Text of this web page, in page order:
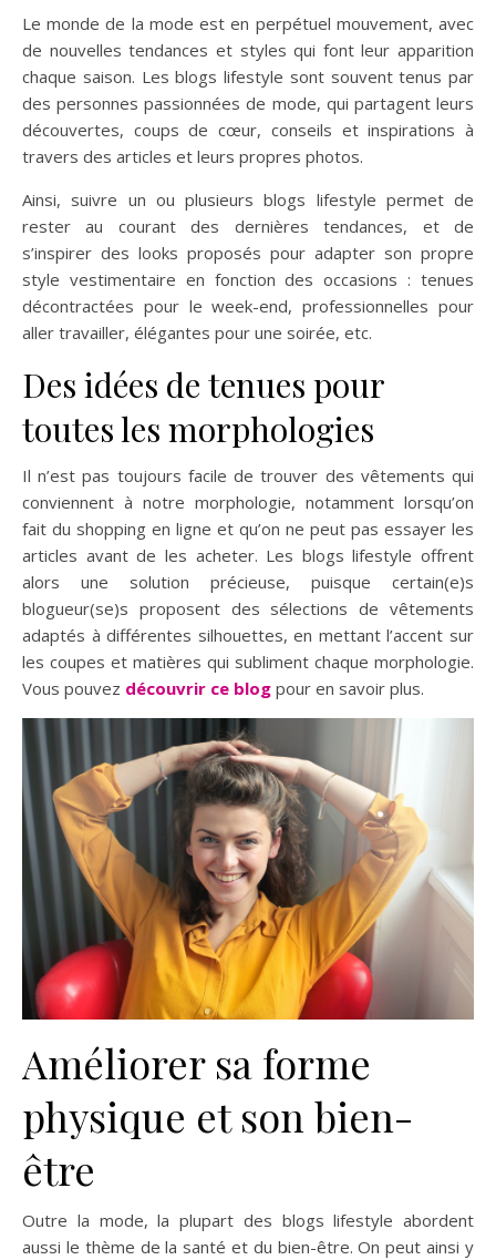
Le monde de la mode est en perpétuel mouvement, avec
de nouvelles tendances et styles qui font leur apparition
chaque saison. Les blogs lifestyle sont souvent tenus par
des personnes passionnées de mode, qui partagent leurs
découvertes, coups de cœur, conseils et inspirations à
travers des articles et leurs propres photos.
Ainsi, suivre un ou plusieurs blogs lifestyle permet de
rester au courant des dernières tendances, et de
s’inspirer des looks proposés pour adapter son propre
style vestimentaire en fonction des occasions : tenues
décontractées pour le week-end, professionnelles pour
aller travailler, élégantes pour une soirée, etc.
Des idées de tenues pour
toutes les morphologies
Il n’est pas toujours facile de trouver des vêtements qui
conviennent à notre morphologie, notamment lorsqu’on
fait du shopping en ligne et qu’on ne peut pas essayer les
articles avant de les acheter. Les blogs lifestyle offrent
alors une solution précieuse, puisque certain(e)s
blogueur(se)s proposent des sélections de vêtements
adaptés à différentes silhouettes, en mettant l’accent sur
les coupes et matières qui subliment chaque morphologie.
Vous pouvez découvrir ce blog pour en savoir plus.
Améliorer sa forme
physique et son bien-
être
Outre la mode, la plupart des blogs lifestyle abordent
aussi le thème de la santé et du bien-être. On peut ainsi y